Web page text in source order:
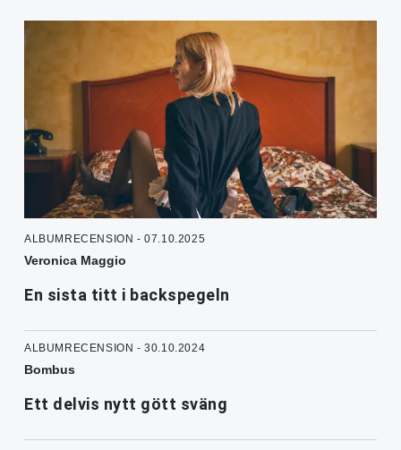
ALBUMRECENSION - 07.10.2025
Veronica Maggio
En sista titt i backspegeln
ALBUMRECENSION - 30.10.2024
Bombus
Ett delvis nytt gött sväng